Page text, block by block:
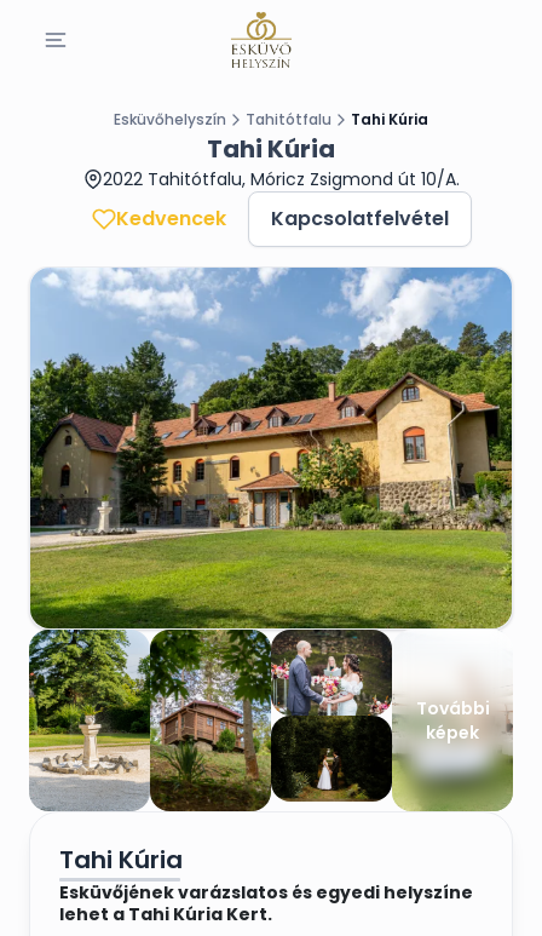
Esküvőhelyszín Tahitótfalu Tahi Kúria
Tahi Kúria
2022 Tahitótfalu, Móricz Zsigmond út 10/A.
Kedvencek Kapcsolatfelvétel
További
képek
Tahi Kúria
Esküvőjének varázslatos és egyedi helyszíne
lehet a Tahi Kúria Kert.